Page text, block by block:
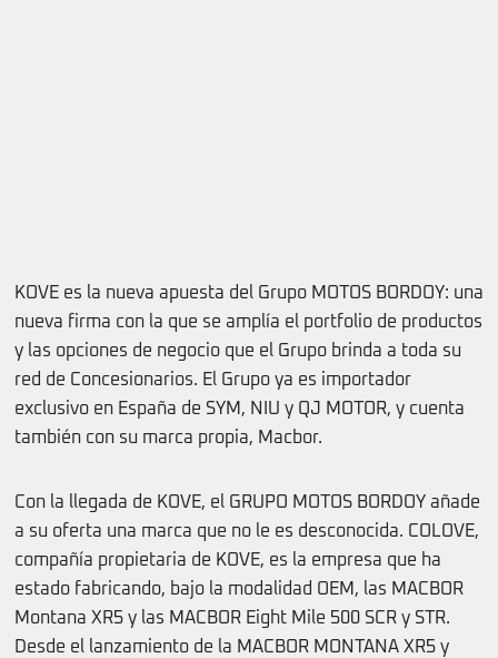
KOVE es la nueva apuesta del Grupo MOTOS BORDOY: una
nueva firma con la que se amplía el portfolio de productos
y las opciones de negocio que el Grupo brinda a toda su
red de Concesionarios. El Grupo ya es importador
exclusivo en España de SYM, NIU y QJ MOTOR, y cuenta
también con su marca propia, Macbor.
Con la llegada de KOVE, el GRUPO MOTOS BORDOY añade
a su oferta una marca que no le es desconocida. COLOVE,
compañía propietaria de KOVE, es la empresa que ha
estado fabricando, bajo la modalidad OEM, las MACBOR
Montana XR5 y las MACBOR Eight Mile 500 SCR y STR.
Desde el lanzamiento de la MACBOR MONTANA XR5 y